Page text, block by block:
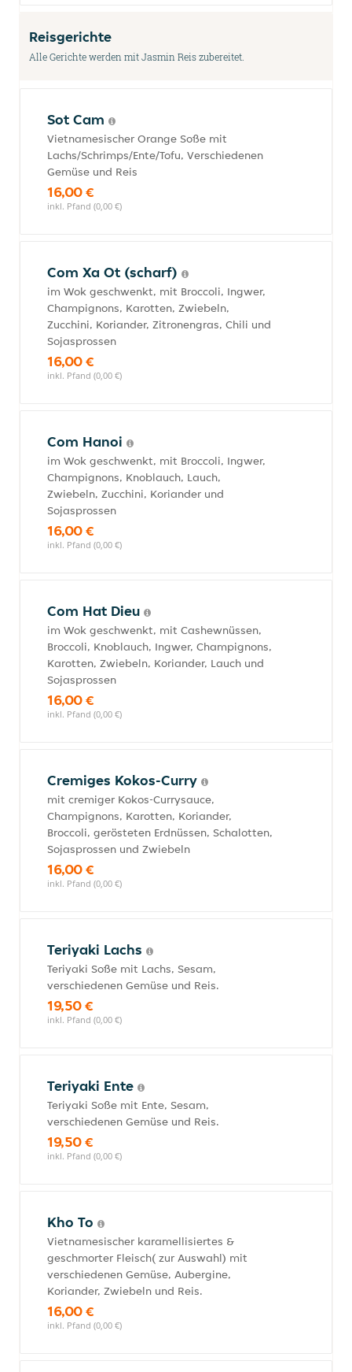
Reisgerichte
Alle Gerichte werden mit Jasmin Reis zubereitet.
Sot Cam
Vietnamesischer Orange Soße mit
Lachs/Schrimps/Ente/Tofu, Verschiedenen
Gemüse und Reis
16,00 €
inkl. Pfand (0,00 €)
Com Xa Ot (scharf)
im Wok geschwenkt, mit Broccoli, Ingwer,
Champignons, Karotten, Zwiebeln,
Zucchini, Koriander, Zitronengras, Chili und
Sojasprossen
16,00 €
inkl. Pfand (0,00 €)
Com Hanoi
im Wok geschwenkt, mit Broccoli, Ingwer,
Champignons, Knoblauch, Lauch,
Zwiebeln, Zucchini, Koriander und
Sojasprossen
16,00 €
inkl. Pfand (0,00 €)
Com Hat Dieu
im Wok geschwenkt, mit Cashewnüssen,
Broccoli, Knoblauch, Ingwer, Champignons,
Karotten, Zwiebeln, Koriander, Lauch und
Sojasprossen
16,00 €
inkl. Pfand (0,00 €)
Cremiges Kokos-Curry
mit cremiger Kokos-Currysauce,
Champignons, Karotten, Koriander,
Broccoli, gerösteten Erdnüssen, Schalotten,
Sojasprossen und Zwiebeln
16,00 €
inkl. Pfand (0,00 €)
Teriyaki Lachs
Teriyaki Soße mit Lachs, Sesam,
verschiedenen Gemüse und Reis.
19,50 €
inkl. Pfand (0,00 €)
Teriyaki Ente
Teriyaki Soße mit Ente, Sesam,
verschiedenen Gemüse und Reis.
19,50 €
inkl. Pfand (0,00 €)
Kho To
Vietnamesischer karamellisiertes &
geschmorter Fleisch( zur Auswahl) mit
verschiedenen Gemüse, Aubergine,
Koriander, Zwiebeln und Reis.
16,00 €
inkl. Pfand (0,00 €)